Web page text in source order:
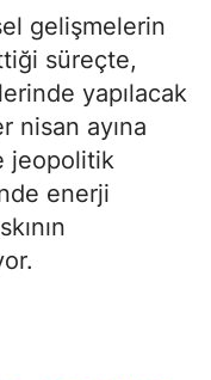
gelişmelerin
süreçte,
yapılacak
nisan ayına
jeopolitik
enerji